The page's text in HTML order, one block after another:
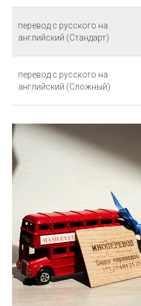
перевод с русского на
английский (Стандарт)
перевод с русского на
английский (Сложный)